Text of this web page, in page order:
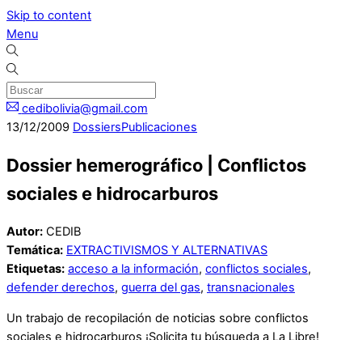
Skip to content
Menu
cedibolivia@gmail.com
13/12/2009 DossiersPublicaciones
Dossier hemerográfico | Conflictos
sociales e hidrocarburos
Autor: CEDIB
Temática: EXTRACTIVISMOS Y ALTERNATIVAS
Etiquetas: acceso a la información, conflictos sociales,
defender derechos, guerra del gas, transnacionales
Un trabajo de recopilación de noticias sobre conflictos
sociales e hidrocarburos ¡Solicita tu búsqueda a La Libre!